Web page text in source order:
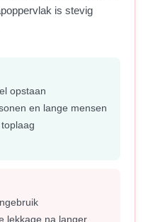
is stevig
opstaan
en lange mensen
lekkage na langer